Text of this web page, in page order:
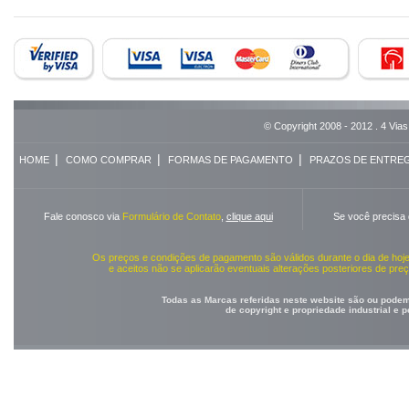
© Copyright 2008 - 2012 . 4
HOME| COMO COMPRAR | FORMAS DE PAGAMENTO | PRAZOS DE
Fale conosco via Formulário de Contato, clique aqui Se você precisa
Os preços e condições de pagamento são válidos durante o dia de
e aceitos não se aplicarão eventuais alterações posteriores de
Todas as Marcas referidas neste website são ou
de copyright e propriedade industrial e